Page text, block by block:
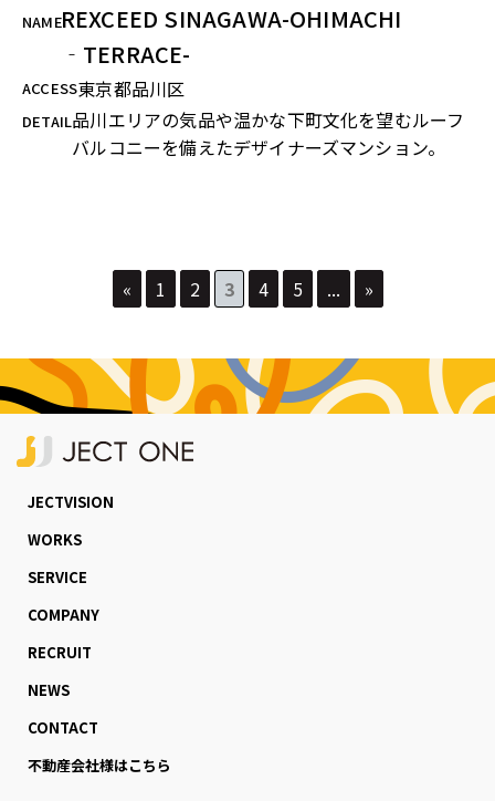
NAMEREXCEED SINAGAWA-OHIMACHI
‐TERRACE-
ACCESS東京都品川区
DETAIL品川エリアの気品や温かな下町文化を望むルーフ
バルコニーを備えたデザイナーズマンション。
« 1 2 3 4 5 ... »
JECTVISION
WORKS
SERVICE
COMPANY
RECRUIT
NEWS
CONTACT
不動産会社様はこちら